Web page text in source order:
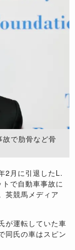
で肋骨など骨
2月に引退したL.
で自動車事故に
英競馬メディア
が運転していた車
同氏の車はスピン